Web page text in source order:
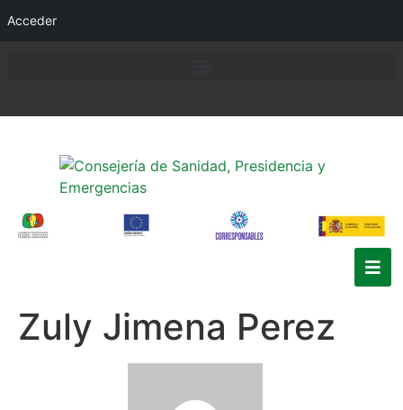
Acceder
Zuly Jimena Perez